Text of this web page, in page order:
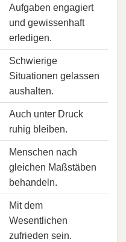
Aufgaben engagiert
und gewissenhaft
erledigen.
Schwierige
Situationen gelassen
aushalten.
Auch unter Druck
ruhig bleiben.
Menschen nach
gleichen Maßstäben
behandeln.
Mit dem
Wesentlichen
zufrieden sein.